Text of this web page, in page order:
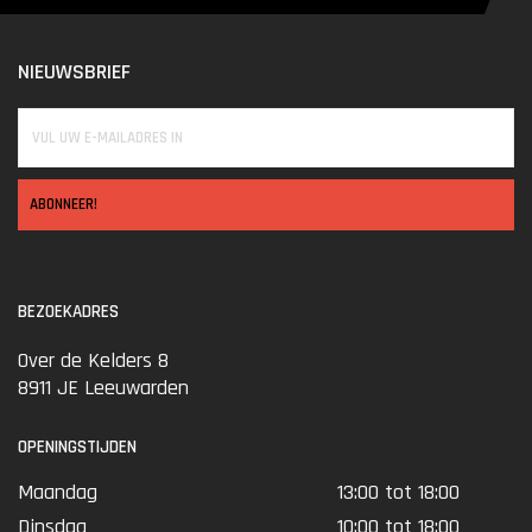
Tussen de aansluiting van de fles en de loop zit de Valve
aangepast. Deze veerspanning beslist hoe lang de klep open
blijft bij het schot.
Bij het naar buiten draaien komen markeringen in beeld. Hoe
verder de knop naar buiten staat, des de meer lucht de klep
Nauw samenwerkend met de Valve adjuster, is het
befaamde Quick Tune Systeem dat de hamerveer-spanning
Dit systeem bestaat uit 2 stelknoppen aan de linkerkant
van de Impact.
NIEUWSBRIEF
ABONNEER!
BEZOEKADRES
Over de Kelders 8
8911 JE Leeuwarden
OPENINGSTIJDEN
Maandag
13:00 tot 18:00